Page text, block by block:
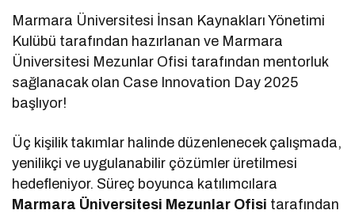
Marmara Üniversitesi İnsan Kaynakları Yönetimi
Kulübü tarafından hazırlanan ve Marmara
Üniversitesi Mezunlar Ofisi tarafından mentorluk
sağlanacak olan Case Innovation Day 2025
başlıyor!
Üç kişilik takımlar halinde düzenlenecek çalışmada,
yenilikçi ve uygulanabilir çözümler üretilmesi
hedefleniyor. Süreç boyunca katılımcılara
Marmara Üniversitesi Mezunlar Ofisi tarafından